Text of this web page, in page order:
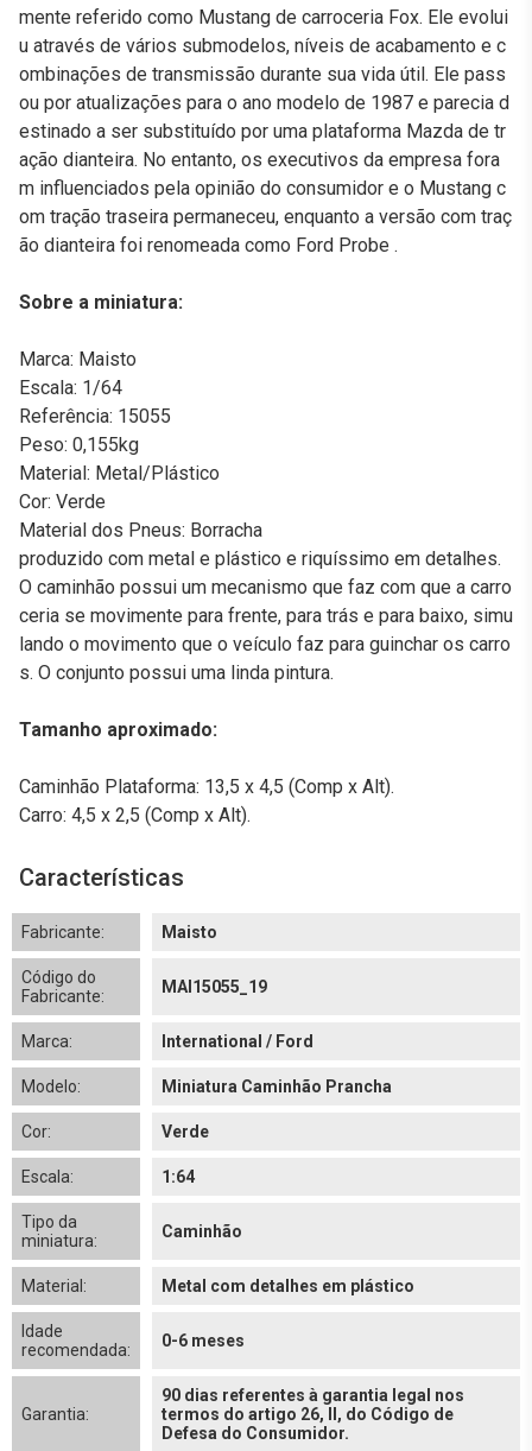
mente referido como Mustang de carroceria Fox. Ele evolui
u através de vários submodelos, níveis de acabamento e c
ombinações de transmissão durante sua vida útil. Ele pass
ou por atualizações para o ano modelo de 1987 e parecia d
estinado a ser substituído por uma plataforma Mazda de tr
ação dianteira. No entanto, os executivos da empresa fora
m influenciados pela opinião do consumidor e o Mustang c
om tração traseira permaneceu, enquanto a versão com traç
ão dianteira foi renomeada como Ford Probe .
Sobre a miniatura:
Marca: Maisto
Escala: 1/64
Referência: 15055
Peso: 0,155kg
Material: Metal/Plástico
Cor: Verde
Material dos Pneus: Borracha
produzido com metal e plástico e riquíssimo em detalhes.
O caminhão possui um mecanismo que faz com que a carro
ceria se movimente para frente, para trás e para baixo, simu
lando o movimento que o veículo faz para guinchar os carro
s. O conjunto possui uma linda pintura.
Tamanho aproximado:
Caminhão Plataforma: 13,5 x 4,5 (Comp x Alt).
Carro: 4,5 x 2,5 (Comp x Alt).
Características
Fabricante: Maisto
Código do
Fabricante:
MAI15055_19
Marca: International / Ford
Modelo: Miniatura Caminhão Prancha
Cor: Verde
Escala: 1:64
Tipo da
miniatura:
Caminhão
Material: Metal com detalhes em plástico
Idade
recomendada:
0-6 meses
Garantia:
90 dias referentes à garantia legal nos
termos do artigo 26, II, do Código de
Defesa do Consumidor.